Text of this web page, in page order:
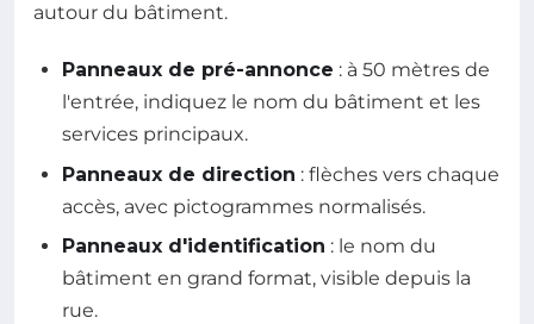
autour du bâtiment.
Panneaux de pré-annonce : à 50 mètres de
l'entrée, indiquez le nom du bâtiment et les
services principaux.
Panneaux de direction : flèches vers chaque
accès, avec pictogrammes normalisés.
Panneaux d'identification : le nom du
bâtiment en grand format, visible depuis la
rue.